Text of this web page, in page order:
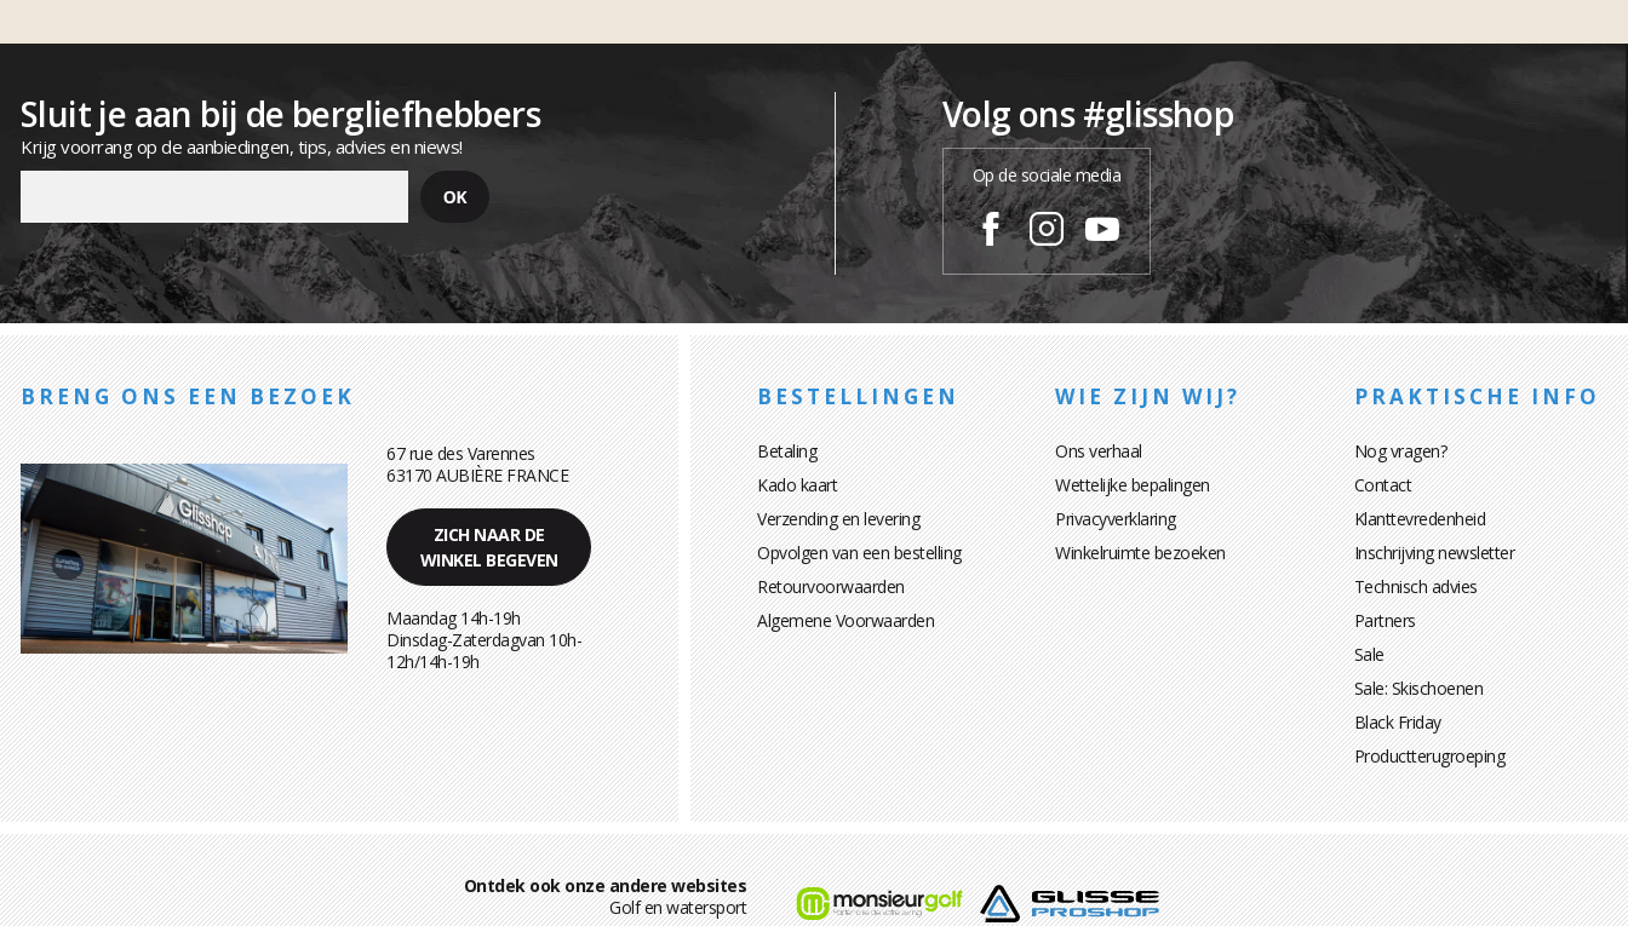
Sluit je aan bij de bergliefhebbers
Krijg voorrang op de aanbiedingen, tips, advies en niews!
Volg ons #glisshop
Op de sociale media
BRENG ONS EEN BEZOEK
67 rue des Varennes
63170 AUBIÈRE FRANCE
ZICH NAAR DE
WINKEL BEGEVEN
Maandag 14h-19h
Dinsdag-Zaterdagvan 10h-
12h/14h-19h
BESTELLINGEN
Betaling
Kado kaart
Verzending en levering
Opvolgen van een bestelling
Retourvoorwaarden
Algemene Voorwaarden
WIE ZIJN WIJ?
Ons verhaal
Wettelijke bepalingen
Privacyverklaring
Winkelruimte bezoeken
PRAKTISCHE INFO
Nog vragen?
Contact
Klanttevredenheid
Inschrijving newsletter
Technisch advies
Partners
Sale
Sale: Skischoenen
Black Friday
Productterugroeping
Ontdek ook onze andere websites
Golf en watersport